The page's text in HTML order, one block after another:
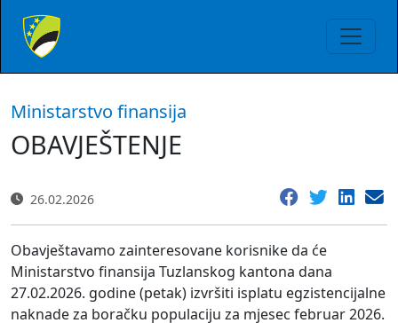
Ministarstvo finansija
OBAVJEŠTENJE
26.02.2026
Obavještavamo zainteresovane korisnike da će
Ministarstvo finansija Tuzlanskog kantona dana
27.02.2026. godine (petak) izvršiti isplatu egzistencijalne
naknade za boračku populaciju za mjesec februar 2026.